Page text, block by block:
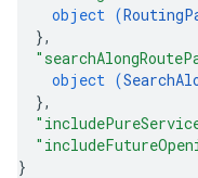
object (
},
object (
},
}